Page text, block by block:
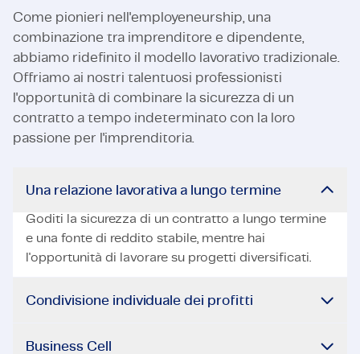
Come pionieri nell'employeneurship, una
combinazione tra imprenditore e dipendente,
abbiamo ridefinito il modello lavorativo tradizionale.
Offriamo ai nostri talentuosi professionisti
l'opportunità di combinare la sicurezza di un
contratto a tempo indeterminato con la loro
passione per l'imprenditoria.
Una relazione lavorativa a lungo termine
Goditi la sicurezza di un contratto a lungo termine
e una fonte di reddito stabile, mentre hai
l'opportunità di lavorare su progetti diversificati.
Condivisione individuale dei profitti
Business Cell